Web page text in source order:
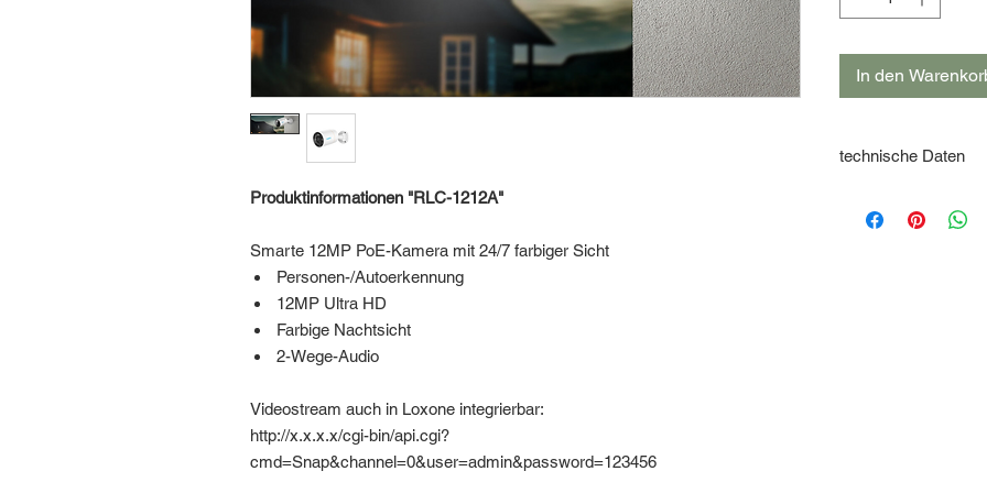
Produktinformationen "RLC-1212A"
Smarte 12MP PoE-Kamera mit 24/7 farbiger Sicht
Personen-/Autoerkennung
12MP Ultra HD
Farbige Nachtsicht
2-Wege-Audio
Videostream auch in Loxone integrierbar:
http://x.x.x.x/cgi-bin/api.cgi?
cmd=Snap&channel=0&user=admin&password=123456
In den
technische Daten